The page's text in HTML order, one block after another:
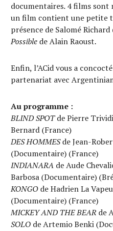
documentaires. 4 films sont
un film contient une petite
présence de Salomé
Possible de Alain Raoust.
Enfin, l’ACid vous a
partenariat avec
Au programme :
BLIND SPOTde Pierre
Bernard (France)
DES HOMMESde Jean-
(Documentaire) (France)
INDIANARA de Aude
Barbosa (Documentaire)
KONGO de Hadrien La
(Documentaire) (France)
MICKEY AND THE BEAR de
SOLO de Artemio Benki